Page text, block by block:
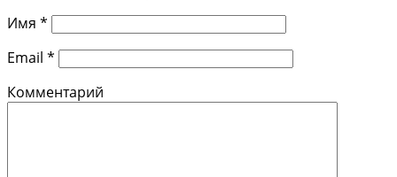
Имя *
Email *
Комментарий